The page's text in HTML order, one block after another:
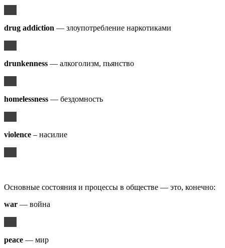
drug addiction — злоупотребление наркотиками
drunkenness — алкоголизм, пьянство
homelessness — бездомность
violence – насилие
Основные состояния и процессы в обществе — это, конечно:
war — война
peace — мир